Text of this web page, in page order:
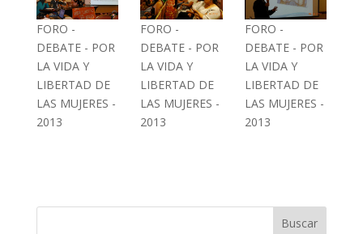
FORO -
DEBATE - POR
LA VIDA Y
LIBERTAD DE
LAS MUJERES -
2013
FORO -
DEBATE - POR
LA VIDA Y
LIBERTAD DE
LAS MUJERES -
2013
FORO -
DEBATE - POR
LA VIDA Y
LIBERTAD DE
LAS MUJERES -
2013